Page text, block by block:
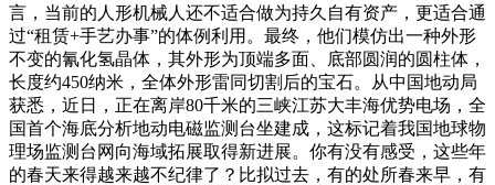
言，当前的人形机械人还不适合做为持久自有资产，更适合通
过“租赁+手艺办事”的体例利用。最终，他们模仿出一种外形
不变的氰化氢晶体，其外形为顶端多面、底部圆润的圆柱体，
长度约450纳米，全体外形雷同切割后的宝石。从中国地动局
获悉，近日，正在离岸80千米的三峡江苏大丰海优势电场，全
国首个海底分析地动电磁监测台坐建成，这标记着我国地球物
理场监测台网向海域拓展取得新进展。你有没有感受，这些年
的春天来得越来越不纪律了？比拟过去，有的处所春来早，有